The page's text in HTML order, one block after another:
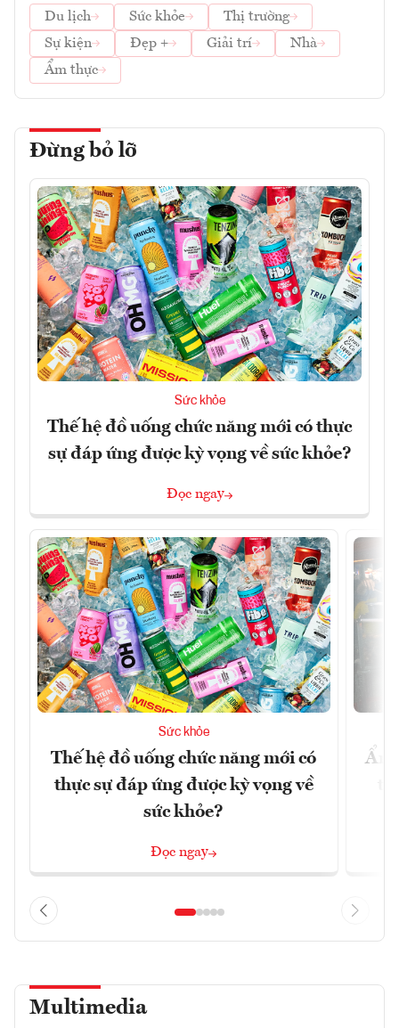
Du lịch
Sức khỏe
Thị trường
Sự kiện
Đẹp + Giải trí
Nhà
Ẩm thực
Đừng bỏ lỡ
Sức khỏe
Thế hệ đồ uống chức năng mới có thực
sự đáp ứng được kỳ vọng về sức khỏe?
Đọc ngay
Sức khỏe
Thế hệ đồ uống chức năng mới có
thực sự đáp ứng được kỳ vọng về
sức khỏe?
Đọc ngay
Ẩm
Multimedia